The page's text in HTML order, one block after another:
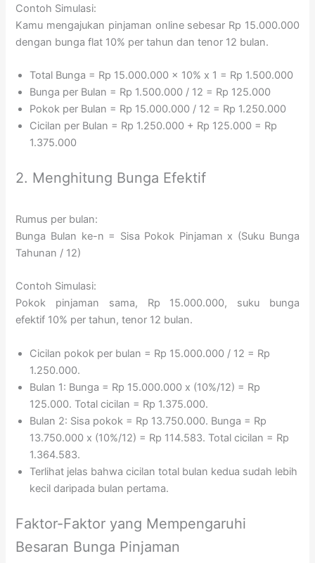
Contoh Simulasi:
Kamu mengajukan pinjaman online sebesar Rp 15.000.000
dengan bunga flat 10% per tahun dan tenor 12 bulan.
Total Bunga = Rp 15.000.000 x 10% x 1 = Rp 1.500.000
Bunga per Bulan = Rp 1.500.000 / 12 = Rp 125.000
Pokok per Bulan = Rp 15.000.000 / 12 = Rp 1.250.000
Cicilan per Bulan = Rp 1.250.000 + Rp 125.000 = Rp
1.375.000
2. Menghitung Bunga Efektif
Rumus per bulan:
Bunga Bulan ke-n = Sisa Pokok Pinjaman x (Suku Bunga
Tahunan / 12)
Contoh Simulasi:
Pokok pinjaman sama, Rp 15.000.000, suku bunga
efektif 10% per tahun, tenor 12 bulan.
Cicilan pokok per bulan = Rp 15.000.000 / 12 = Rp
1.250.000.
Bulan 1: Bunga = Rp 15.000.000 x (10%/12) = Rp
125.000. Total cicilan = Rp 1.375.000.
Bulan 2: Sisa pokok = Rp 13.750.000. Bunga = Rp
13.750.000 x (10%/12) = Rp 114.583. Total cicilan = Rp
1.364.583.
Terlihat jelas bahwa cicilan total bulan kedua sudah lebih
kecil daripada bulan pertama.
Faktor-Faktor yang Mempengaruhi
Besaran Bunga Pinjaman